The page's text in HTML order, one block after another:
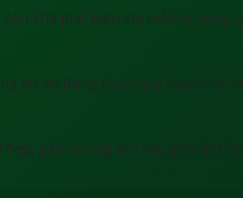
khá phổ biến khi một số công
dự án đang được quy hoạch để
gần đường lớn hay gần chợ,